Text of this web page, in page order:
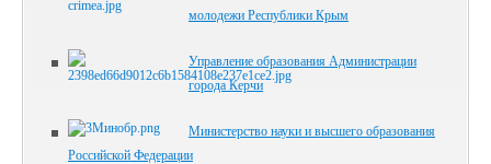
молодежи Республики Крым
Управление образования Администрации
города Керчи
Министерство науки и высшего образования
Российской Федерации